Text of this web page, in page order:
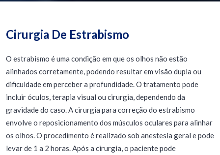
Cirurgia De Estrabismo
O estrabismo é uma condição em que os olhos não estão
alinhados corretamente, podendo resultar em visão dupla ou
dificuldade em perceber a profundidade. O tratamento pode
incluir óculos, terapia visual ou cirurgia, dependendo da
gravidade do caso. A cirurgia para correção do estrabismo
envolve o reposicionamento dos músculos oculares para alinhar
os olhos. O procedimento é realizado sob anestesia geral e pode
levar de 1 a 2 horas. Após a cirurgia, o paciente pode